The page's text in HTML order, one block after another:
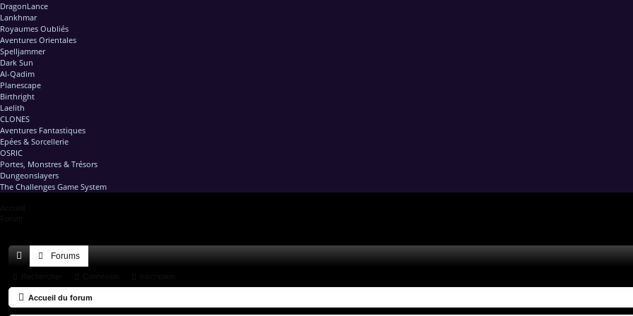
DragonLance
Lankhmar
Royaumes Oubliés
Aventures Orientales
Spelljammer
Dark Sun
Al-Qadim
Planescape
Birthright
Laelith
CLONES
Aventures Fantastiques
Epées & Sorcellerie
OSRIC
Portes, Monstres & Trésors
Dungeonslayers
The Challenges Game System
co
Forums
Accueil du forum